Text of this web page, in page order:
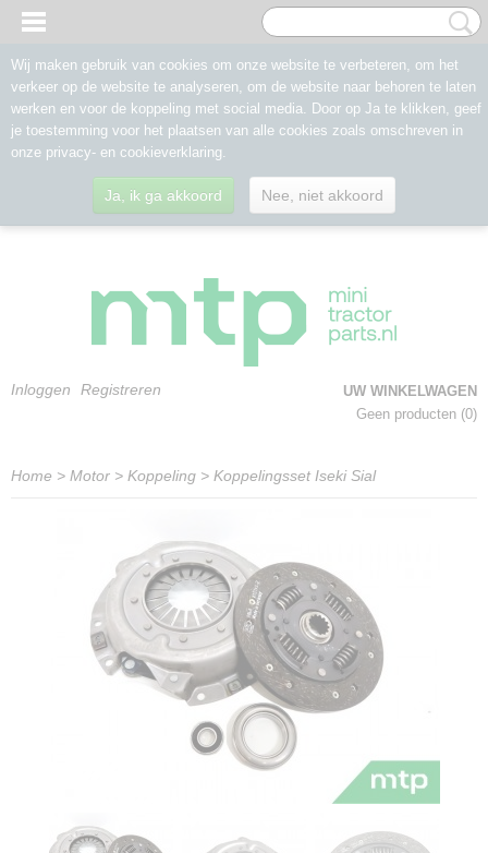
Inloggen Registreren
UW WINKELWAGEN
Geen producten (0)
Home > Motor > Koppeling > Koppelingsset Iseki Sial
Wij maken gebruik van cookies om onze website te verbeteren, om het
verkeer op de website te analyseren, om de website naar behoren te laten
werken en voor de koppeling met social media. Door op Ja te klikken, geef
je toestemming voor het plaatsen van alle cookies zoals omschreven in
onze privacy- en cookieverklaring.
Ja, ik ga akkoord Nee, niet akkoord